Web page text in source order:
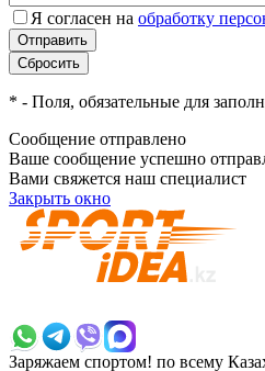
Я согласен на обработку
* - Поля, обязательные для
Сообщение отправлено
Ваше сообщение успешно
Вами свяжется наш специалист
Закрыть окно
Заряжаем спортом! по всему